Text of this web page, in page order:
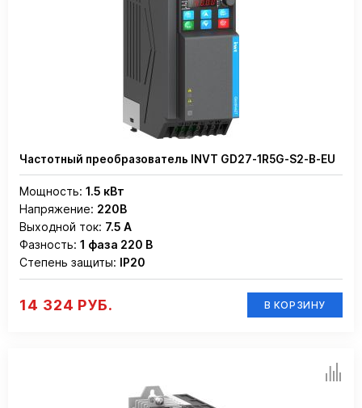
Частотный преобразователь INVT GD27-1R5G-S2-B-EU
Мощность: 1.5 кВт
Напряжение: 220В
Выходной ток: 7.5 А
Фазность: 1 фаза 220 В
Степень защиты: IP20
14 324 РУБ. В КОРЗИНУ